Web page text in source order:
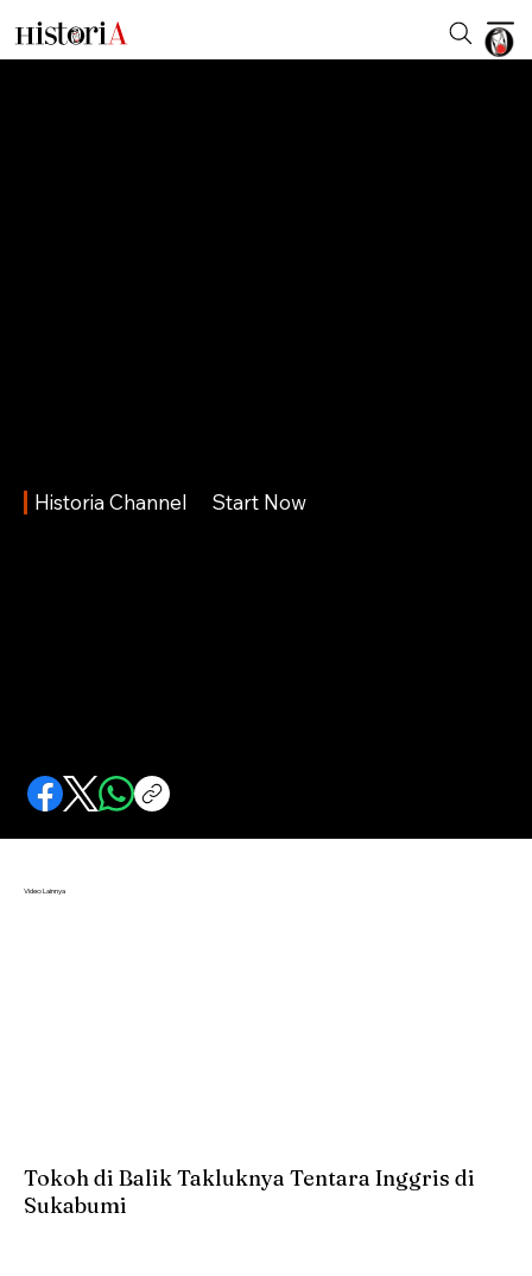
Historia Channel Start Now
Video Lainnya
Tokoh di Balik Takluknya Tentara Inggris di
Sukabumi